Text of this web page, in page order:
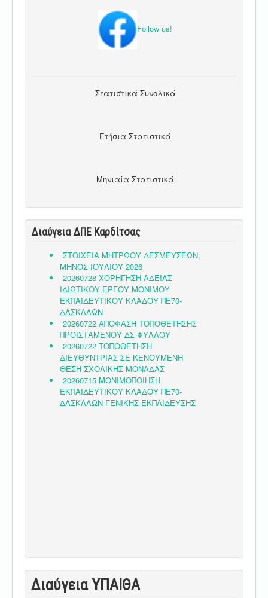
Follow us!
Στατιστικά Συνολικά
Ετήσια Στατιστικά
Μηνιαία Στατιστικά
Διαύγεια ΔΠΕ Καρδίτσας
Διαύγεια ΥΠΑΙΘA